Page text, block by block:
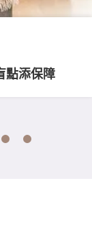
點添保障
8 9